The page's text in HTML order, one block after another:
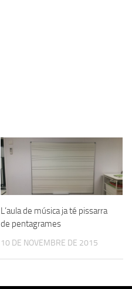
L’aula de música ja té pissarra
de pentagrames
10 DE NOVEMBRE DE 2015